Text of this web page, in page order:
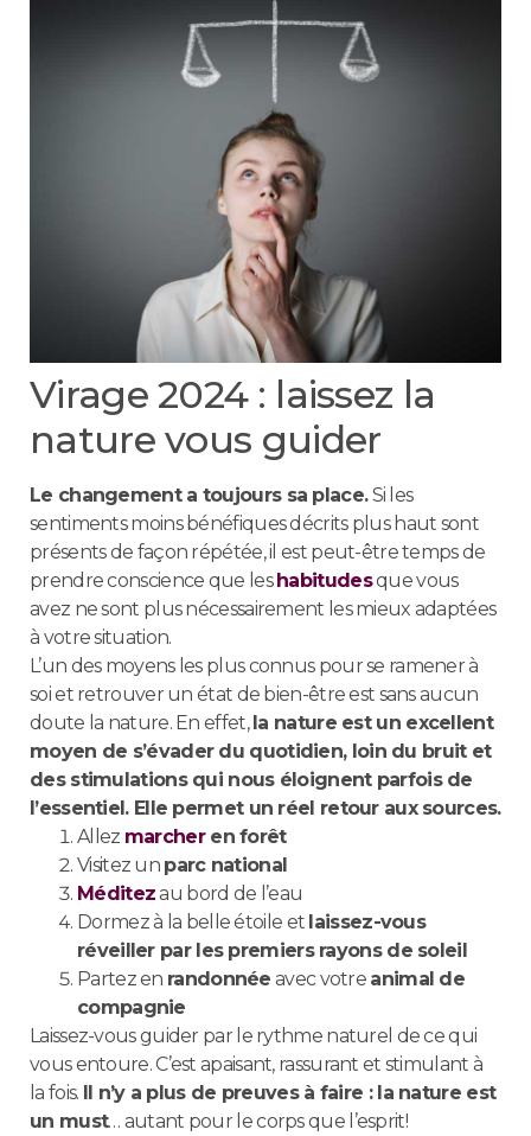
Virage 2024 : laissez la
nature vous guider
Le changement a toujours sa place.Si les
sentiments moins bénéfiques décrits plus haut sont
présents de façon répétée, il est peut-être temps de
prendre conscience que leshabitudesque vous
avez ne sont plus nécessairement les mieux adaptées
à votre situation.
L’un des moyens les plus connus pour se ramener à
soi et retrouver un état de bien-être est sans aucun
doute la nature. En effet,la nature est un excellent
moyen de s’évader du quotidien, loin du bruit et
des stimulations qui nous éloignent parfois de
l’essentiel. Elle permet un réel retour aux sources.
Allez marcheren forêt
Visitez un parc national
Méditezau bord de l’eau
Dormez à la belle étoile et laissez-vous
réveiller par les premiers rayons de soleil
Partez en randonnée avec votre animal de
compagnie
Laissez-vous guider par le rythme naturel de ce qui
vous entoure. C’est apaisant, rassurant et stimulant à
la fois. Il n’y a plus de preuves à faire : la nature est
un must… autant pour le corps que l’esprit!